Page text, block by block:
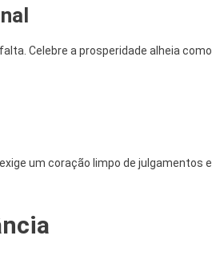
Celebre a prosperidade alheia como
exige um coração limpo de julgamentos e